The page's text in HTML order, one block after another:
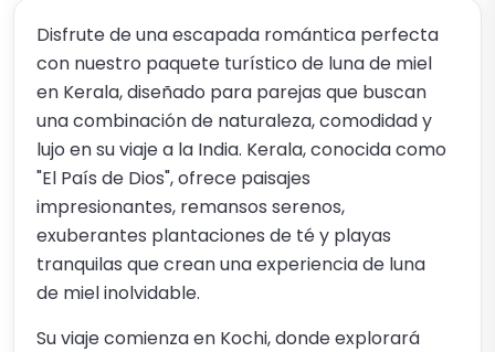
Disfrute de una escapada romántica perfecta
con nuestro paquete turístico de luna de miel
en Kerala, diseñado para parejas que buscan
una combinación de naturaleza, comodidad y
lujo en su viaje a la India. Kerala, conocida como
"El País de Dios", ofrece paisajes
impresionantes, remansos serenos,
exuberantes plantaciones de té y playas
tranquilas que crean una experiencia de luna
de miel inolvidable.
Su viaje comienza en Kochi, donde explorará